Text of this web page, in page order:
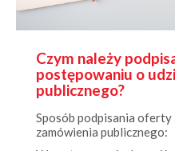
postępowaniu o
publicznego?
Sposób podpisania oferty
zamówienia publicznego:
W postępowaniach